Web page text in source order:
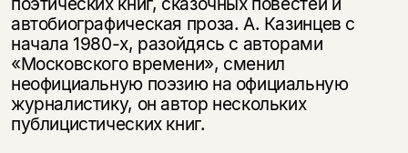
автобиографическая проза. А. Казинцев с
начала 1980-х, разойдясь с авторами
«Московского времени», сменил
неофициальную поэзию на официальную
журналистику, он автор нескольких
публицистических книг.